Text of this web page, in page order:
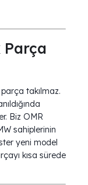
Parça
parça takılmaz.
Biz OMR
sahiplerinin
yeni model
kısa sürede